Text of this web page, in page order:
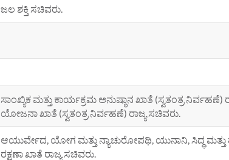
ಜಲ ಶಕ್ತಿ ಸಚಿವರು.
ಸಾಂಖ್ಯಿಕ ಮತ್ತು ಕಾರ್ಯಕ್ರಮ ಅನುಷ್ಠಾನ ಖಾತೆ (ಸ್ವತಂತ್ರ ನಿರ್ವಹಣೆ)
ಯೋಜನಾ ಖಾತೆ (ಸ್ವತಂತ್ರ ನಿರ್ವಹಣೆ) ರಾಜ್ಯ ಸಚಿವರು.
ಆಯುರ್ವೇದ, ಯೋಗ ಮತ್ತು ನ್ಯಾಚುರೋಪಥಿ, ಯುನಾನಿ, ಸಿದ್ಧ
ರಕ್ಷಣಾ ಖಾತೆ ರಾಜ್ಯ ಸಚಿವರು.